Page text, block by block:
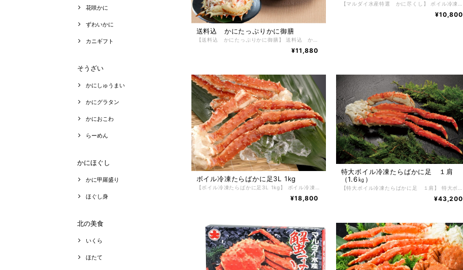
花咲かに
ずわいかに
カニギフト
そうざい
かにしゅうまい
かにグラタン
かにおこわ
らーめん
かにほぐし
かに甲羅盛り
ほぐし身
北の美食
いくら
ほたて
送料込 かにたっぷりかに御膳
¥11,880
【マルダイ水産特選 かに尽くし】 ボイル冷凍ずわいかにカット脚 400ｇ かにたっぷりかにしゅうまい 6粒入り かにたっぷりかに甲羅グラタン 3個入り おうちで海鮮丼（かに・ほたて・いくら） 1個 かに風味みそらーめん 2食 たっぷりと北海道の美味しい食材を生かした、 マルダイ水産特選 かに尽くし ボイルずわいかにカット脚、かにしゅうまい、かに甲羅グラタン、おうちで海鮮丼とかに風味みそらーめん2食がセットになった豪華６点北海道の美味しいを厳選した、かに尽くしは上品でやさしい風味・旨味が特徴です。 ボイルずわいかにカット脚はお手軽にお召し上がれるように、殻をカットしてありますのでお箸などで簡単に身が取り出しやすく、そのまま食べるもよしお好みで焼きガニやかに鍋などにも最適です。 かにしゅうまいは、大粒なしゅうまいが6粒入り。しゅうまいを食べているというよりも かにを食べているかと思うほど、かにがたっぷりです。ぜひかに本来の美味しさを楽しむ為にも最初は何も付けずにそのままお召し上がりください。 かに甲羅グラタンは、甲羅に入っているので量が少ないと思われがちなのですが、これが意外とボリュームのあるサイズで紅ずわいかにの繊細な旨みが引き立つ、上品でやさしい風味が特徴のかに甲羅グラタンになっています。 おうちで海鮮丼は、すべての食材を北海道産にこだわり簡単におうちで豪華な海鮮丼が楽しめる逸品。使用しているかにの身は北海道根室産花咲かにを使用しておりコクと旨味、さらにしっかりとしたかにの風味を生かし、その中にマルダイ水産秘伝のタレを使用した根室産いくら醬油漬けにぷりっとした旨味たっぷり根室産ほたて貝柱を使用し、鮮やかな北海道産お刺身昆布で飾り付けしたすべてが北海道産の究極な海鮮丼。ぜひご飯の上にたっぷりのせてお召し上がりください。（白飯に合う味付けにしております） かに風味みそらーめんは、あえて乾麺を使用しておりますがまるで生めんのような味わい。 かにの旨味がギュッと濃厚でコクのあるみそスープとの組み合わせが抜群です。お好みでお野菜や焼き豚やコーンをトッピングしても楽しめます。やはりみそらーめんなので、ちょっとバターを入れるとさらに北海道ならではの、みそらーめんが堪能できますのでおすすめです。 【お召し上がり方】 調理方法はとても簡単で、ずわいかに・おうちで海鮮丼は、自然解凍するだけで手軽にお召し上がりいただけます。 お惣菜は冷凍のままレンジやオーブンでお手軽にお召し上がりいただけます。（レンジやオーブンによって加熱時間を調整してください） らーめんは商品裏面に記載した内容で調理をしてください。 【特定原材料】 かに・乳成分・小麦・卵・えび 【配送方法】 冷凍便 【保存方法】 -18℃以下で保存して下さい。 解凍後は冷蔵庫で2日間、保存期間は冷凍庫で約2ヶ月。
¥10,800
ボイル冷凍たらばかに足3L 1kg
¥18,800
特大ボイル冷凍たらばかに足 １肩
（1.6㎏）
¥43,200